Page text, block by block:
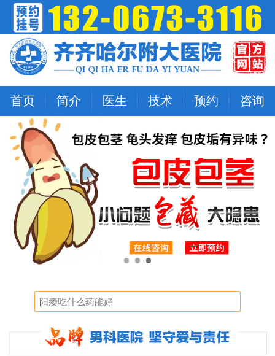
首页 简介 医生 技术 预约 咨询